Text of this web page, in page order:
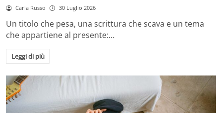
Carla Russo 30 Luglio 2026
Un titolo che pesa, una scrittura che scava e un tema
che appartiene al presente:…
Leggi di più